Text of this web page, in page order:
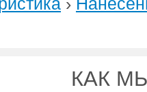
›
КАК